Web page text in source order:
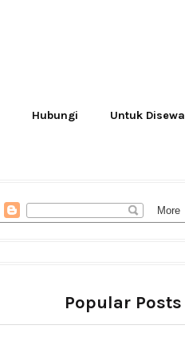
Hubungi Untuk Disewa
Popular Posts